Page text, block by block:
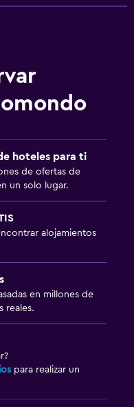
hoteles para ti
de ofertas de
un solo lugar.
alojamientos
en millones de
reales.
para realizar un